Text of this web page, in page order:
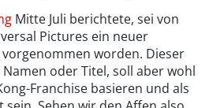
Mitte Juli berichtete, sei von
Pictures ein neuer
worden. Dieser
oder Titel, soll aber wohl
Franchise basieren und als